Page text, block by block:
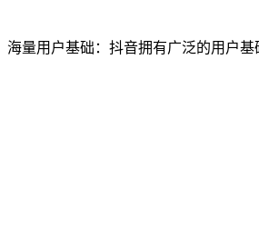
海量用户基础：抖音拥有广泛的用户